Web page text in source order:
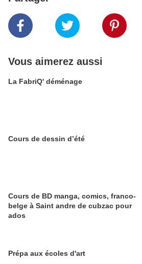
Vous aimerez aussi
La FabriQ' déménage
Cours de dessin d’été
Cours de BD manga, comics, franco-
belge à Saint andre de cubzac pour
ados
Prépa aux écoles d'art